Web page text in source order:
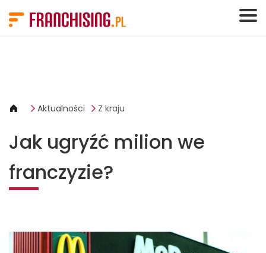
Aktualności Z kraju
Jak ugryźć milion we
franczyzie?